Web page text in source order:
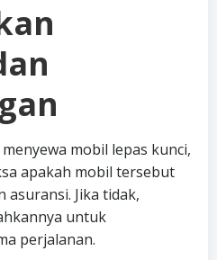
mobil lepas kunci,
apakah mobil tersebut
asuransi. Jika tidak,
untuk
perjalanan.